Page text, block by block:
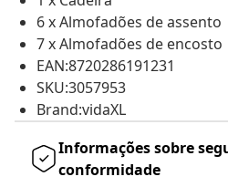
6 x Almofadões de assento
7 x Almofadões de encosto
EAN:8720286191231
SKU:3057953
Brand:vidaXL
Informações sobre
conformidade